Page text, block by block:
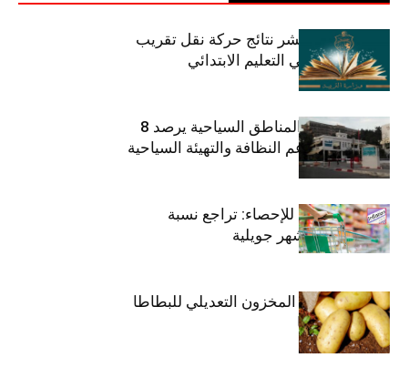
وزارة التربية تنشر نتائج حركة نقل تقريب
الأزواج لمدرّسي التعليم الابتدائي
صندوق حماية المناطق السياحية يرصد 8
مليون دينار لدعم النظافة والتهيئة السياحية
المعهد الوطني للإحصاء: تراجع نسبة
التضخم خلال شهر جويلية
وزارة الفلاحة : المخزون التعديلي للبطاطا
بلغ 12392 طنا